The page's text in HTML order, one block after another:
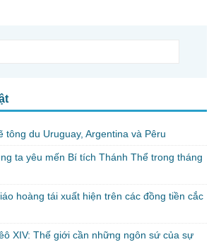
tông du Uruguay, Argentina và Pêru
ta yêu mến Bí tích Thánh Thể trong tháng
hoàng tái xuất hiện trên các đồng tiền cắc
XIV: Thế giới cần những ngôn sứ của sự